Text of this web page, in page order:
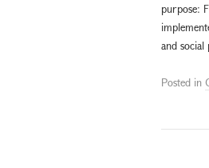
purpose:
and
Posted in